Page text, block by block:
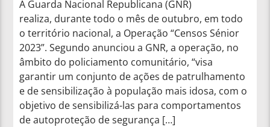
A Guarda Nacional Republicana (GNR)
realiza, durante todo o mês de outubro, em todo
o território nacional, a Operação “Censos Sénior
2023”. Segundo anunciou a GNR, a operação, no
âmbito do policiamento comunitário, “visa
garantir um conjunto de ações de patrulhamento
e de sensibilização à população mais idosa, com o
objetivo de sensibilizá-las para comportamentos
de autoproteção de segurança […]